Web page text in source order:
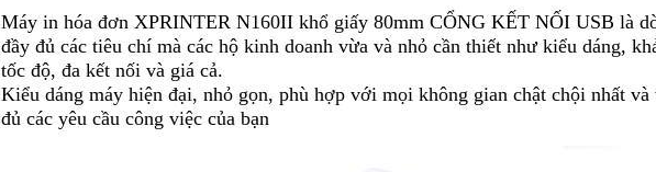
Máy in hóa đơn XPRINTER N160II khổ giấy 80mm CỔNG KẾT NỐI USB là
đầy đủ các tiêu chí mà các hộ kinh doanh vừa và nhỏ cần thiết như kiểu dáng,
tốc độ, đa kết nối và giá cả.
Kiểu dáng máy hiện đại, nhỏ gọn, phù hợp với mọi không gian chật chội nhất và
đủ các yêu cầu công việc của bạn